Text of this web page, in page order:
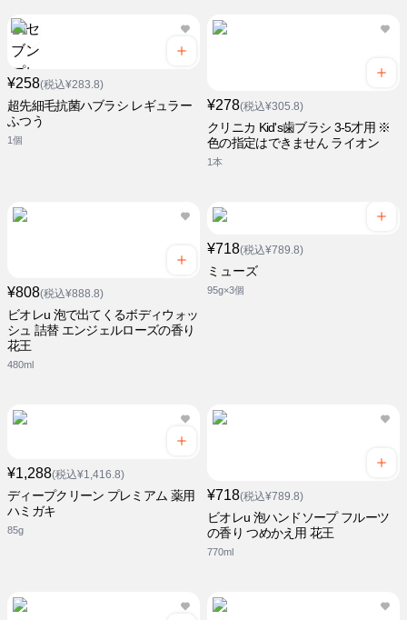
¥258(税込¥283.8)
超先細毛抗菌ハブラシ レギュラー
ふつう
1個
¥278(税込¥305.8)
クリニカ Kid's歯ブラシ 3-5才用 ※
色の指定はできません ライオン
1本
¥808(税込¥888.8)
ビオレu 泡で出てくるボディウォッ
シュ 詰替 エンジェルローズの香り
花王
480ml
¥718(税込¥789.8)
ミューズ
95g×3個
¥1,288(税込¥1,416.8)
ディープクリーン プレミアム 薬用
ハミガキ
85g
¥718(税込¥789.8)
ビオレu 泡ハンドソープ フルーツ
の香り つめかえ用 花王
770ml